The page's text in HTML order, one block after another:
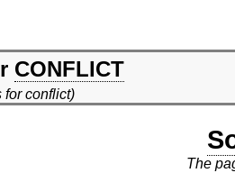
CONFLICT
for conflict)
The